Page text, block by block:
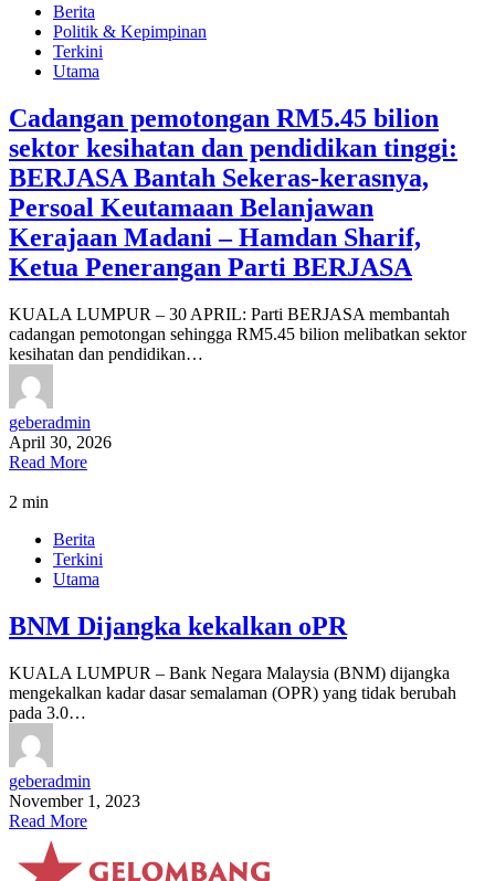
Berita
Politik & Kepimpinan
Terkini
Utama
Cadangan pemotongan RM5.45 bilion
sektor kesihatan dan pendidikan tinggi:
BERJASA Bantah Sekeras-kerasnya,
Persoal Keutamaan Belanjawan
Kerajaan Madani – Hamdan Sharif,
Ketua Penerangan Parti BERJASA
KUALA LUMPUR – 30 APRIL: Parti BERJASA membantah
cadangan pemotongan sehingga RM5.45 bilion melibatkan sektor
kesihatan dan pendidikan…
geberadmin
April 30, 2026
Read More
2 min
Berita
Terkini
Utama
BNM Dijangka kekalkan oPR
KUALA LUMPUR – Bank Negara Malaysia (BNM) dijangka
mengekalkan kadar dasar semalaman (OPR) yang tidak berubah
pada 3.0…
geberadmin
November 1, 2023
Read More